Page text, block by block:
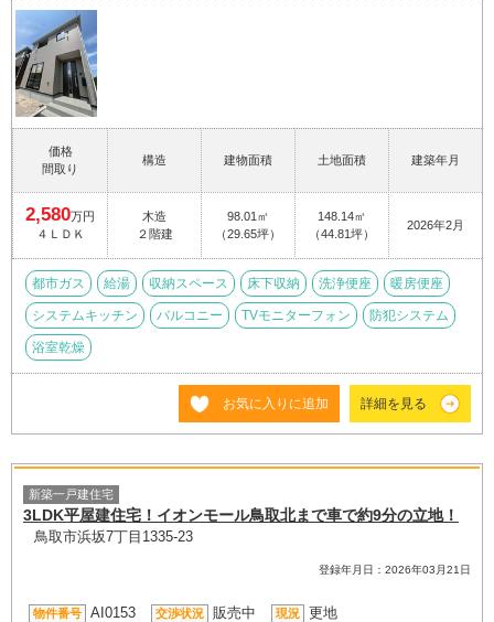
価格
間取り
構造 建物面積 土地面積 建築年月
2,580万円
４ＬＤＫ
木造
２階建
98.01㎡
（29.65坪）
148.14㎡
（44.81坪）
2026年2月
都市ガス 給湯 収納スペース 床下収納 洗浄便座 暖房便座
システムキッチン バルコニー TVモニターフォン 防犯システム
浴室乾燥
お気に入りに追加 詳細を見る
新築一戸建住宅
3LDK平屋建住宅！イオンモール鳥取北まで車で約9分の立地！
鳥取市浜坂7丁目1335-23
登録年月日：2026年03月21日
物件番号 AI0153 交渉状況 販売中 現況 更地